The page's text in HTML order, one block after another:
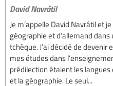
David Navrátil
Je m’appelle David Navrátil et
géographie et d’allemand
tchèque. J’ai décidé de
mes études dans
prédilection étaient les langues
et la géographie. Le seul...